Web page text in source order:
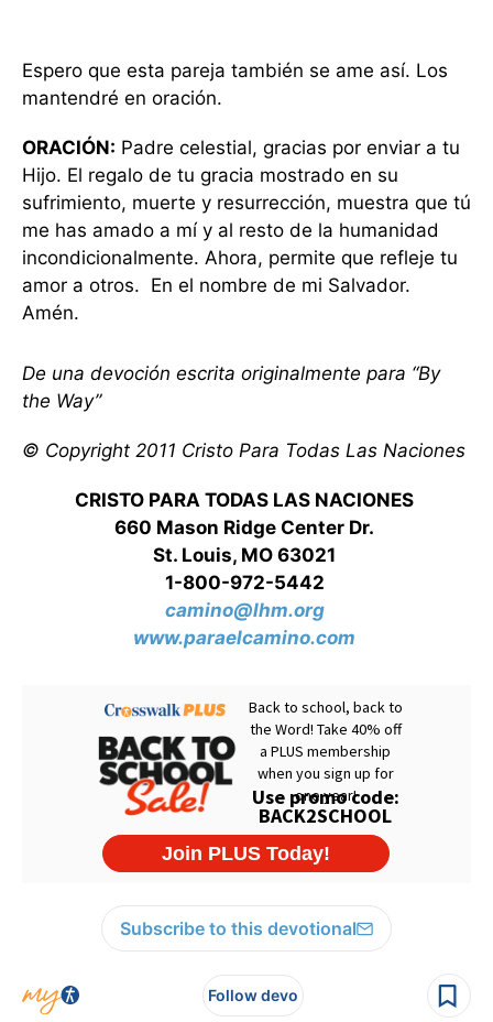
Espero que esta pareja también se ame así. Los
mantendré en oración.
ORACIÓN: Padre celestial, gracias por enviar a tu
Hijo. El regalo de tu gracia mostrado en su
sufrimiento, muerte y resurrección, muestra que tú
me has amado a mí y al resto de la humanidad
incondicionalmente. Ahora, permite que refleje tu
amor a otros. En el nombre de mi Salvador.
Amén.
De una devoción escrita originalmente para “By
the Way”
© Copyright 2011 Cristo Para Todas Las Naciones
CRISTO PARA TODAS LAS NACIONES
660 Mason Ridge Center Dr.
St. Louis, MO 63021
1-800-972-5442
camino@lhm.org
www.paraelcamino.com
Subscribe to this devotional
Follow devo